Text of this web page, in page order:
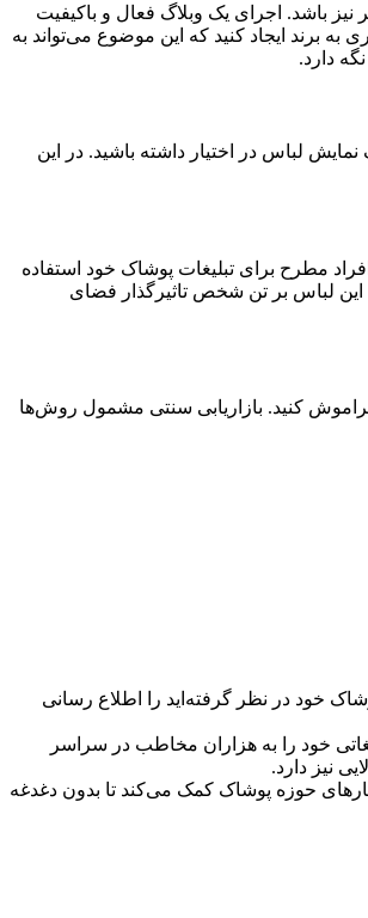
نیز باشد. اجرای یک وبلاگ فعال و باکیفیت
برند ایجاد کنید که این موضوع می‌تواند به
دارد.
لباس در اختیار داشته باشید. در این
مطرح برای تبلیغات پوشاک خود استفاده
این لباس بر تن شخص تاثیرگذار فضای
کنید. بازاریابی سنتی مشمول روش‌ها
خود در نظر گرفته‌اید را اطلاع رسانی
خود را به هزاران مخاطب در سراسر
نیز دارد.
حوزه پوشاک کمک می‌کند تا بدون دغدغه